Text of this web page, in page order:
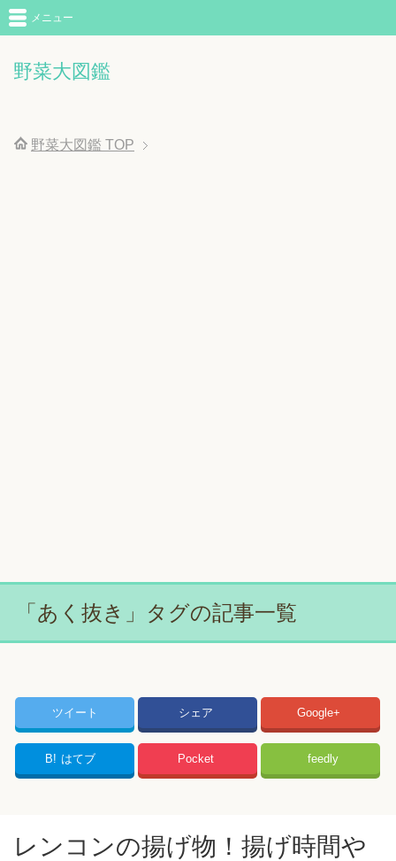
野菜大図鑑
メニュー
野菜大図鑑 TOP
「あく抜き」タグの記事一覧
ツイート シェア Google+
B! はてブ Pocket feedly
レンコンの揚げ物！揚げ時間や